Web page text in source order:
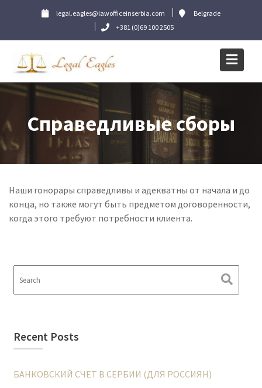
legal.eagles@lawofficeinserbia.com
Belgrade
+381 (0)69 100 2505
Справедливые сборы
Наши гонорары справедливы и адекватны от начала и до
конца, но также могут быть предметом договоренности,
когда этого требуют потребности клиента.
Recent Posts
БАНКОВСКИЙ СЧЕТ В СЕРБИИ (ДЛЯ РОССИЯН)